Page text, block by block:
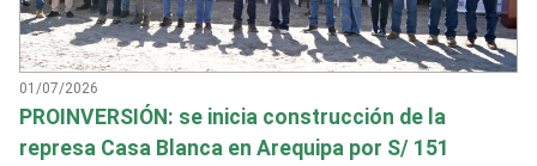
01/07/2026
PROINVERSIÓN: se inicia construcción de la
represa Casa Blanca en Arequipa por S/ 151